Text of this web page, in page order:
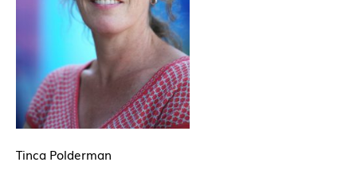
Tinca Polderman